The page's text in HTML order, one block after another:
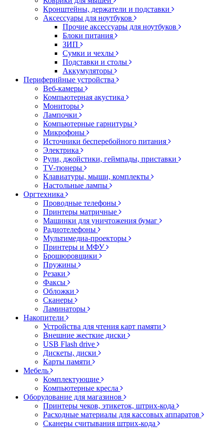
Кронштейны, держатели и подставки
Аксессуары для ноутбуков
Прочие аксессуары для ноутбуков
Блоки питания
ЗИП
Сумки и чехлы
Подставки и столы
Аккумуляторы
Периферийные устройства
Веб-камеры
Компьютерная акустика
Мониторы
Лампочки
Компьютерные гарнитуры
Микрофоны
Источники бесперебойного питания
Электрика
Рули, джойстики, геймпады, приставки
TV-тюнеры
Клавиатуры, мыши, комплекты
Настольные лампы
Оргтехника
Проводные телефоны
Принтеры матричные
Машинки для уничтожения бумаг
Радиотелефоны
Мультимедиа-проекторы
Принтеры и МФУ
Брошюровщики
Пружины
Резаки
Факсы
Обложки
Сканеры
Ламинаторы
Накопители
Устройства для чтения карт памяти
Внешние жесткие диски
USB Flash drive
Дискеты, диски
Карты памяти
Мебель
Комплектующие
Компьютерные кресла
Оборудование для магазинов
Принтеры чеков, этикеток, штрих-кода
Расходные материалы для кассовых аппаратов
Сканеры считывания штрих-кода